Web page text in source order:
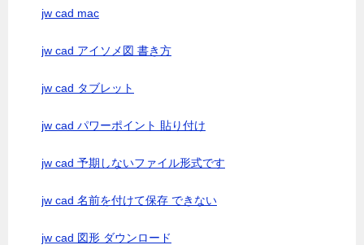
jw cad mac
jw cad アイソメ図 書き方
jw cad タブレット
jw cad パワーポイント 貼り付け
jw cad 予期しないファイル形式です
jw cad 名前を付けて保存 できない
jw cad 図形 ダウンロード